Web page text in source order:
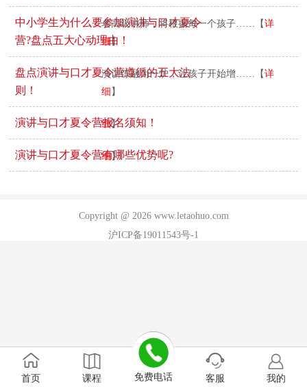
中小学生为什么要参加演讲与口才夏令
营?盘点五大心动理由！
2021年09月24日-演讲与口才杂志社讲师团数
名高级讲师，将根据每一个孩子……【详
细】
盘点演讲与口才夏令营遵循的五大法
则！
2021年09月24日-将演讲训练、口才训练、表
演训练融为一炉，让孩子开始增……【详
细 】
演讲与口才夏令营报名须知！
2021年09月04日
到开悟，再到开语，从态势语言到……【详
细】
演讲与口才夏令营有哪些优势呢?
2021年09月04日
演训练融为一炉，让孩子开始增……【详
细】
首页 课程 免费电话 客服 我的
Copyright @ 2026 www.letaohuo.com
沪ICP备19011543号-1